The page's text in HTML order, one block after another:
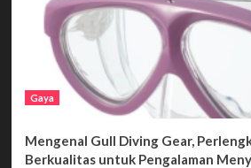
Gaya
Mengenal Gull Diving Gear,
Berkualitas untuk Pengalaman